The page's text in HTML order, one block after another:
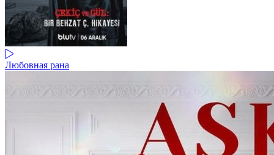
Любовная рана